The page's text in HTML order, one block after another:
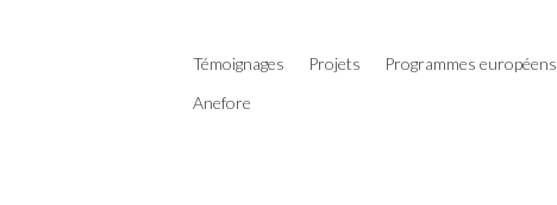
Témoignages Projets Programmes européens
Anefore